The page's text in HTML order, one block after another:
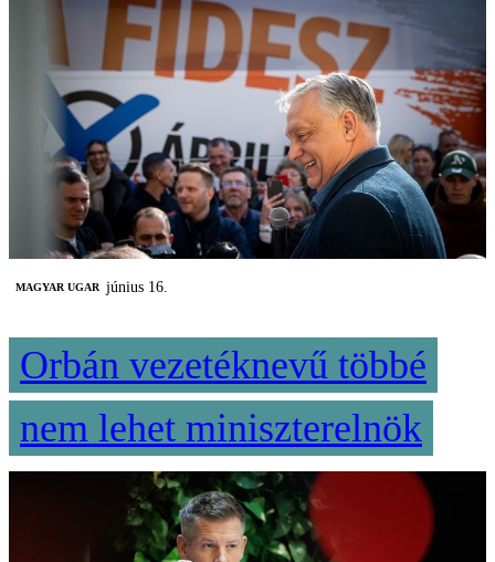
MAGYAR UGAR június 16.
Orbán vezetéknevű többé
nem lehet miniszterelnök